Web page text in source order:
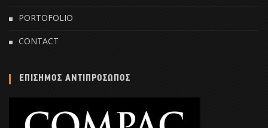
PORTOFOLIO
CONTACT
ΕΠΙΣΗΜΟΣ ΑΝΤΙΠΡΟΣΩΠΟΣ